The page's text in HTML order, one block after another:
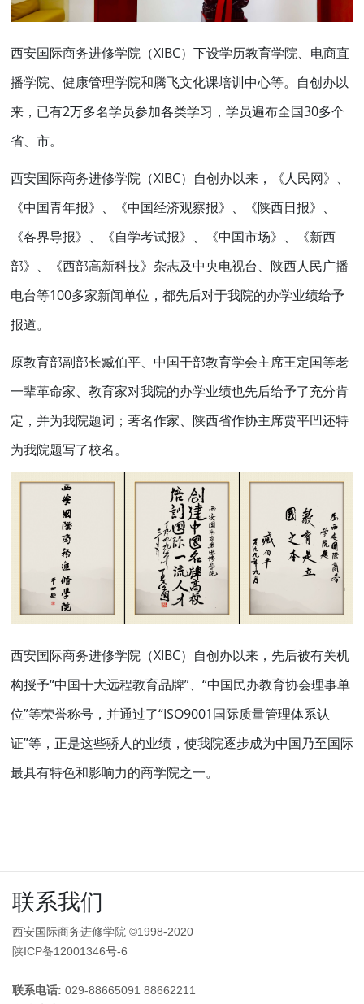
西安国际商务进修学院（XIBC）下设学历教育学院、电商直
播学院、健康管理学院和腾飞文化课培训中心等。自创办以
来，已有2万多名学员参加各类学习，学员遍布全国30多个
省、市。
西安国际商务进修学院（XIBC）自创办以来，《人民网》、
《中国青年报》、《中国经济观察报》、《陕西日报》、
《各界导报》、《自学考试报》、《中国市场》、《新西
部》、《西部高新科技》杂志及中央电视台、陕西人民广播
电台等100多家新闻单位，都先后对于我院的办学业绩给予
报道。
原教育部副部长臧伯平、中国干部教育学会主席王定国等老
一辈革命家、教育家对我院的办学业绩也先后给予了充分肯
定，并为我院题词；著名作家、陕西省作协主席贾平凹还特
为我院题写了校名。
西安国际商务进修学院（XIBC）自创办以来，先后被有关机
构授予“中国十大远程教育品牌”、“中国民办教育协会理事单
位”等荣誉称号，并通过了“ISO9001国际质量管理体系认
证”等，正是这些骄人的业绩，使我院逐步成为中国乃至国际
最具有特色和影响力的商学院之一。
联系我们
西安国际商务进修学院 ©1998-2020
陕ICP备12001346号-6
联系电话: 029-88665091 88662211